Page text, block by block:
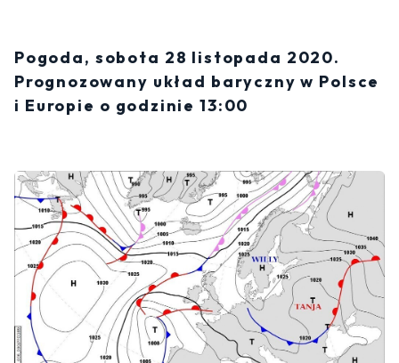
Pogoda, sobota 28 listopada 2020.
Prognozowany układ baryczny w Polsce
i Europie o godzinie 13:00